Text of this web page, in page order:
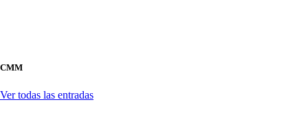
CMM
Ver todas las entradas